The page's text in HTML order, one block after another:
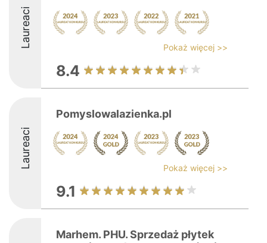
Laureaci Pokaż więcej >>
8.4
Laureaci
Pomyslowalazienka.pl
Pokaż więcej >>
9.1
Marhem. PHU. Sprzedaż płytek